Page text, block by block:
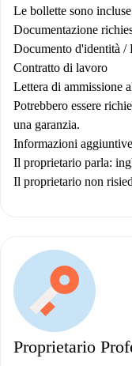
Le bollette sono
Documentazione
Documento d'identità /
Contratto di lavoro
Lettera di ammissione
Potrebbero essere
una garanzia.
Informazioni aggiuntive
Il proprietario parla:
Il proprietario non
Proprietario